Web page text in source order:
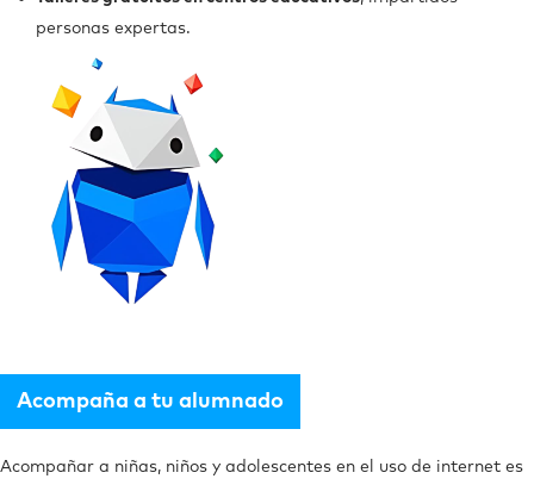
personas expertas.
Acompaña a tu alumnado
Acompañar a niñas, niños y adolescentes en el uso de internet es